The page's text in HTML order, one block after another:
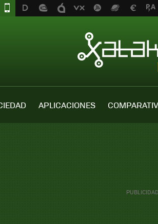
APLICACIONES